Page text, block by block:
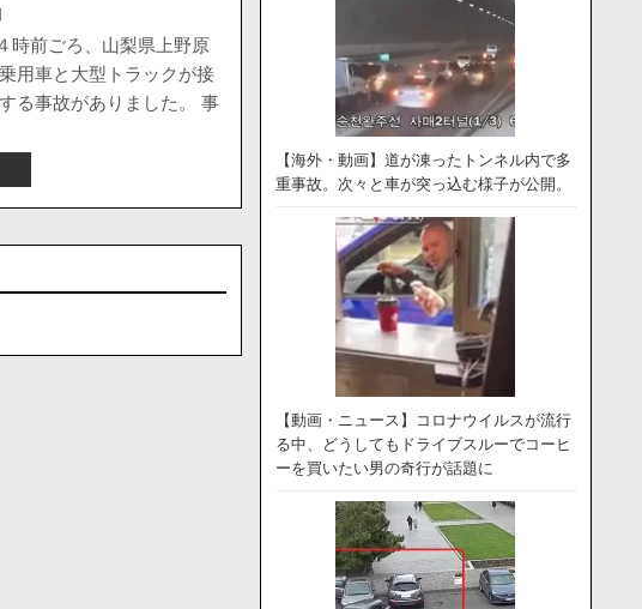
時前ごろ、山梨県上野原
用車と大型トラックが接
る事故がありました。 事
【海外・動画】道が凍ったトンネル内で多
重事故。次々と車が突っ込む様子が公開。
【動画・ニュース】コロナウイルスが流行
る中、どうしてもドライブスルーでコーヒ
ーを買いたい男の奇行が話題に